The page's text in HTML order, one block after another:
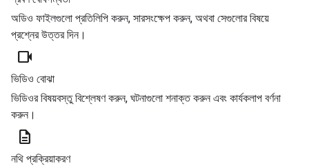
অডিও ফাইলগুলো প্রতিলিপি করুন, সারসংক্ষেপ করুন, অথবা সেগুলোর বিষয়ে
প্রশ্নের উত্তর দিন।
videocam
ভিডিও বোঝা
ভিডিওর বিষয়বস্তু বিশ্লেষণ করুন, ঘটনাগুলো শনাক্ত করুন এবং কার্যকলাপ বর্ণনা
করুন।
description
নথি প্রক্রিয়াকরণ